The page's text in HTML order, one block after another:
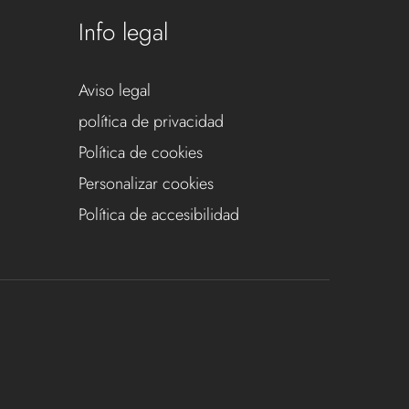
Info legal
Aviso legal
política de privacidad
Política de cookies
Personalizar cookies
Política de accesibilidad